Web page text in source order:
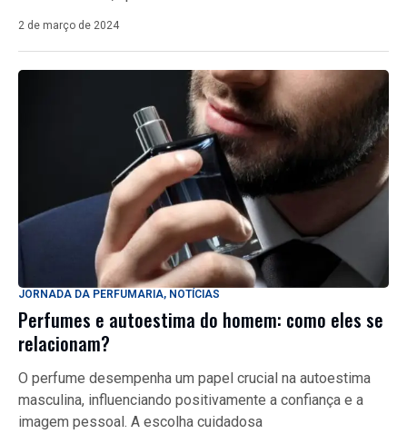
2 de março de 2024
JORNADA DA PERFUMARIA, NOTÍCIAS
Perfumes e autoestima do homem: como eles se
relacionam?
O perfume desempenha um papel crucial na autoestima
masculina, influenciando positivamente a confiança e a
imagem pessoal. A escolha cuidadosa